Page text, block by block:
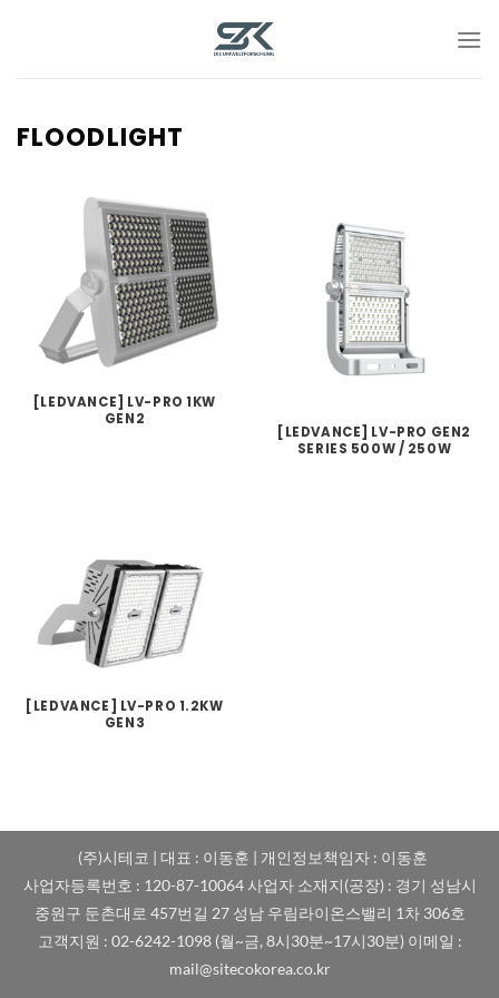
FLOODLIGHT
[LEDVANCE] LV-PRO 1KW
GEN2
[LEDVANCE] LV-PRO GEN2
SERIES 500W / 250W
[LEDVANCE] LV-PRO 1.2KW
GEN3
(주)시테코 | 대표 : 이동훈 | 개인정보책임자 : 이동훈
사업자등록번호 : 120-87-10064 사업자 소재지(공장) : 경기 성남시
중원구 둔촌대로 457번길 27 성남 우림라이온스밸리 1차 306호
고객지원 : 02-6242-1098 (월~금, 8시30분~17시30분) 이메일 :
mail@sitecokorea.co.kr